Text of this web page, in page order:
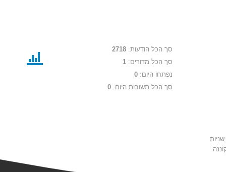
סך הכל הודעות:2718
סך הכל מדורים:1
נפתחו היום:0
סך הכל תשובות היום:0